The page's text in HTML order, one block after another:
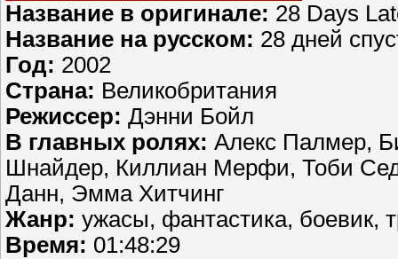
Название в оригинале: 28 Days
Название на русском: 28 дней
Год: 2002
Страна: Великобритания
Режиссер: Дэнни Бойл
В главных ролях: Алекс Палмер,
Шнайдер, Киллиан Мерфи, Тоби
Данн, Эмма Хитчинг
Жанр: ужасы, фантастика, боевик,
Время: 01:48:29